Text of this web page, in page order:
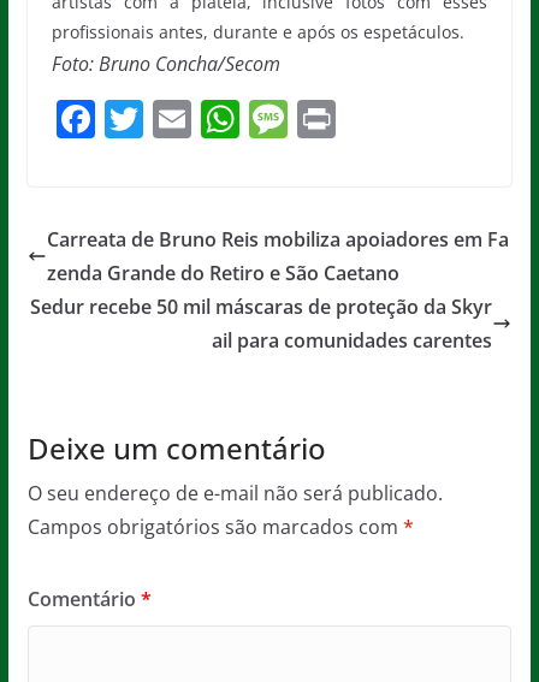
profissionais antes, durante e após os espetáculos.
Foto: Bruno Concha/Secom
F
e
b
o
T
er
E
l
W
s
A
p
p
M
a
g
e
Pr
Carreata de Bruno Reis mobiliza apoiadores em Fa
zenda Grande do Retiro e São Caetano
Sedur recebe 50 mil máscaras de proteção da Skyr
ail para comunidades carentes
Deixe um comentário
O seu endereço de e-mail não será publicado.
Campos obrigatórios são marcados com *
Comentário *